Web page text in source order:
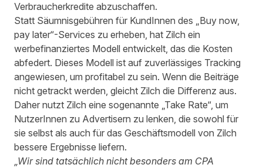
Verbraucherkredite abzuschaffen.
Statt Säumnisgebühren für KundInnen des „Buy now,
pay later“-Services zu erheben, hat Zilch ein
werbefinanziertes Modell entwickelt, das die Kosten
abfedert. Dieses Modell ist auf zuverlässiges Tracking
angewiesen, um profitabel zu sein. Wenn die Beiträge
nicht getrackt werden, gleicht Zilch die Differenz aus.
Daher nutzt Zilch eine sogenannte „Take Rate“, um
NutzerInnen zu Advertisern zu lenken, die sowohl für
sie selbst als auch für das Geschäftsmodell von Zilch
bessere Ergebnisse liefern.
„Wir sind tatsächlich nicht besonders am CPA